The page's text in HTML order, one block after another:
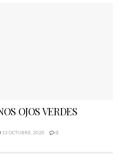
OJOS VERDES
13 OCTUBRE, 2020 0